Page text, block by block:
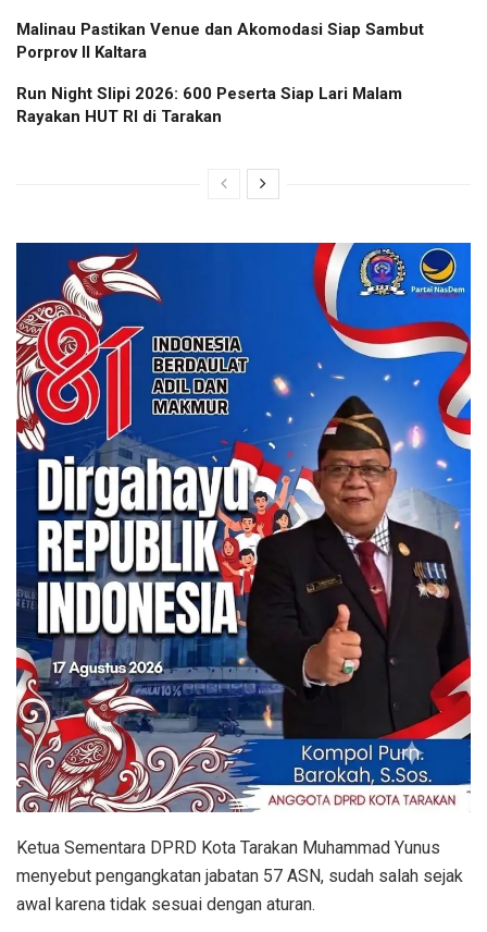
Malinau Pastikan Venue dan Akomodasi Siap Sambut
Porprov II Kaltara
Run Night Slipi 2026: 600 Peserta Siap Lari Malam
Rayakan HUT RI di Tarakan
Ketua Sementara DPRD Kota Tarakan Muhammad Yunus
menyebut pengangkatan jabatan 57 ASN, sudah salah sejak
awal karena tidak sesuai dengan aturan.